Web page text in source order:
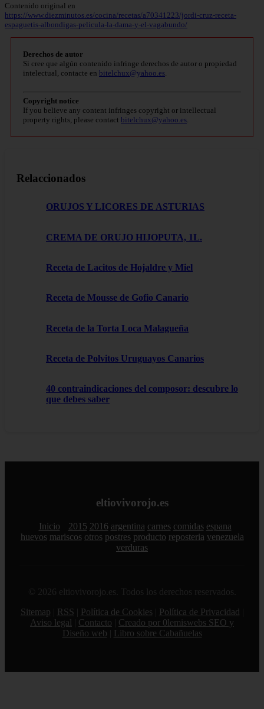
Contenido original en
https://www.diezminutos.es/cocina/recetas/a70341223/jordi-cruz-receta-
espaguetis-albondigas-pelicula-la-dama-y-el-vagabundo/
Derechos de autor
Si cree que algún contenido infringe derechos de autor o propiedad
intelectual, contacte en bitelchux@yahoo.es.
Copyright notice
If you believe any content infringes copyright or intellectual
property rights, please contact bitelchux@yahoo.es.
Relaccionados
ORUJOS Y LICORES DE ASTURIAS
CREMA DE ORUJO HIJOPUTA, 1L.
Receta de Lacitos de Hojaldre y Miel
Receta de Mousse de Gofio Canario
Receta de la Torta Loca Malagueña
Receta de Polvitos Uruguayos Canarios
40 contraindicaciones del composor: descubre lo
que debes saber
eltiovivorojo.es
Inicio 2015 2016 argentina carnes comidas espana
huevos mariscos otros postres producto reposteria venezuela
verduras
© 2026 eltiovivorojo.es. Todos los derechos reservados.
Sitemap
RSS Política de Cookies Política de Privacidad
Aviso legal
Contacto
Creado por 0lemiswebs SEO y
Diseño web
Libro sobre Cabañuelas